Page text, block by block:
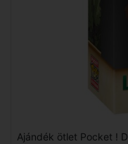
Ajándék ötlet Pocket !